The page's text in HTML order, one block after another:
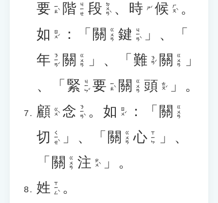
要 ㄧㄠˋ 階 ㄐㄧㄝ 段 ㄉㄨㄢˋ 、 時 ㄕˊ 候 ㄏㄡˋ 。
如 ㄖㄨˊ ： 「 關 ㄍㄨㄢ 鍵 ㄐㄧㄢˋ 」 、
「
年 ㄋㄧㄢˊ 關 ㄍㄨㄢ 」 、 「 難 ㄋㄢˊ 關 ㄍㄨㄢ
」
、
「 緊 ㄐㄧㄣˇ 要 ㄧㄠˋ 關 ㄍㄨㄢ 頭 ㄊㄡˊ 」
。
顧 ㄍㄨˋ 念 ㄋㄧㄢˋ 。 如 ㄖㄨˊ ： 「 關 ㄍㄨㄢ
切 ㄑㄧㄝˋ 」 、 「 關 ㄍㄨㄢ 心 ㄒㄧㄣ 」 、
「 關 ㄍㄨㄢ 注 ㄓㄨˋ 」 。
姓 ㄒㄧㄥˋ 。